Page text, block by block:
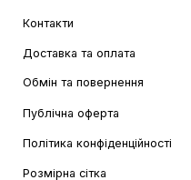
Контакти
Доставка та оплата
Обмін та повернення
Публічна оферта
Політика конфіденційності
Розмірна сітка